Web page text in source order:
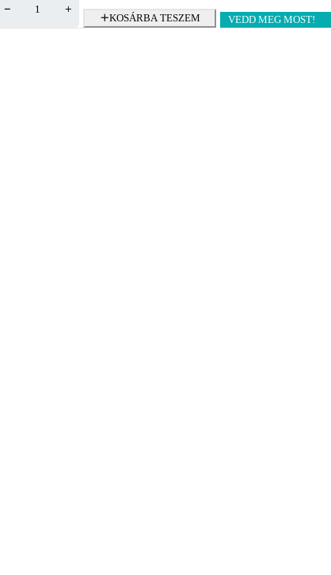
KOSÁRBA TESZEM
VEDD MEG MOST!